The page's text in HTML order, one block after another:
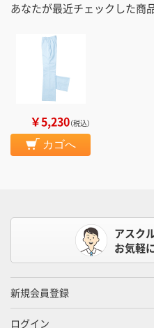
あなたが最近チェックした商
￥5,230（税込）
カゴへ
アスク
お気軽
新規会員登録
ログイン